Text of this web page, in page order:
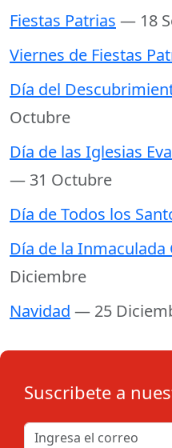
Fiestas Patrias — 18
Viernes de Fiestas
Día del
Octubre
Día de las Iglesias
— 31 Octubre
Día de Todos los
Día de la Inmaculada
Diciembre
Navidad — 25
Suscribete a